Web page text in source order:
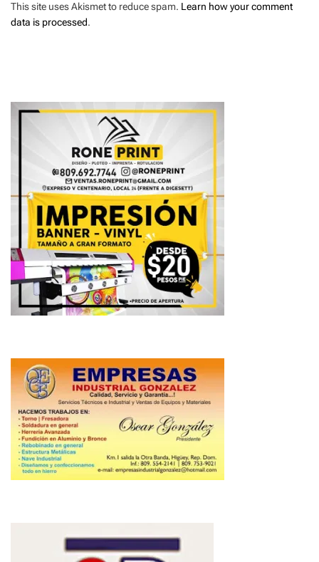
This site uses Akismet to reduce spam. Learn how your comment
data is processed.